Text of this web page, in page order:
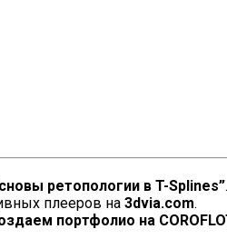
ретопологии в T-Splines”.
плееров на 3dvia.com.
портфолио на